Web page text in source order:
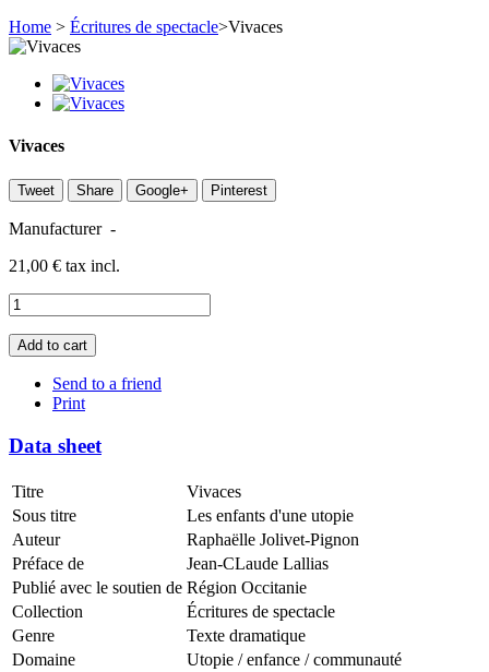
Home > Écritures de spectacle>Vivaces
Vivaces
Tweet Share Google+ Pinterest
Manufacturer -
21,00 € tax incl.
Add to cart
Send to a friend
Print
Data sheet
Titre
Vivaces
Sous titre
Les enfants d'une utopie
Auteur
Raphaëlle Jolivet-Pignon
Préface de
Jean-CLaude Lallias
Publié avec le soutien de Région Occitanie
Collection
Écritures de spectacle
Genre
Texte dramatique
Domaine
Utopie / enfance / communauté